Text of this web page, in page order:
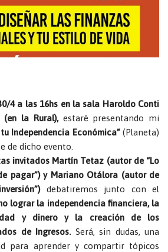
4 a las 16hs en la sala Haroldo Conti
la Rural),estaré presentando mi
Independencia Económica”(Planeta)
de dicho evento.
invitados Martín Tetaz (autor de “Lo
pagar”) y Mariano Otálora (autor de
debatiremos junto con el
lograr la independencia financiera, la
y dinero y la creación de los
de Ingresos.Será, sin dudas, una
para aprender y compartir tópicos